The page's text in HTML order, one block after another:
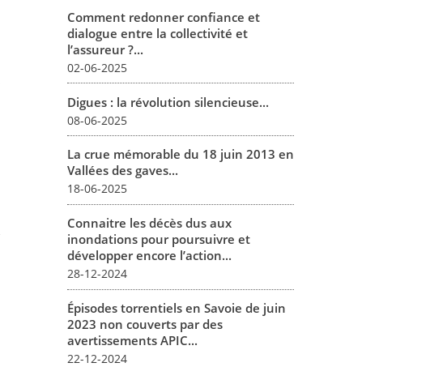
Comment redonner confiance et
dialogue entre la collectivité et
l’assureur ?...
02-06-2025
Digues : la révolution silencieuse...
08-06-2025
La crue mémorable du 18 juin 2013 en
Vallées des gaves...
18-06-2025
Connaitre les décès dus aux
inondations pour poursuivre et
développer encore l’action...
28-12-2024
Épisodes torrentiels en Savoie de juin
2023 non couverts par des
avertissements APIC...
22-12-2024